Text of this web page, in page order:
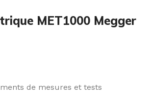
MET1000 Megger
de mesures et tests